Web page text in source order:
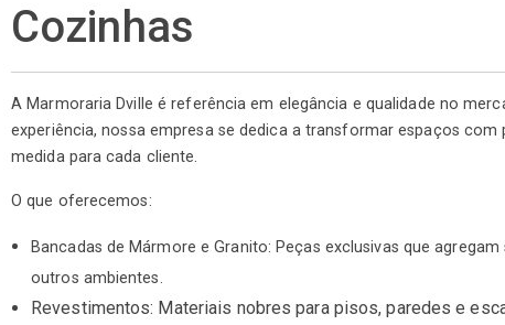
Cozinhas
A Marmoraria Dville é referência em elegância e qualidade no
experiência, nossa empresa se dedica a transformar espaços
medida para cada cliente.
O que oferecemos:
Bancadas de Mármore e Granito: Peças exclusivas que
outros ambientes.
Revestimentos: Materiais nobres para pisos, paredes e